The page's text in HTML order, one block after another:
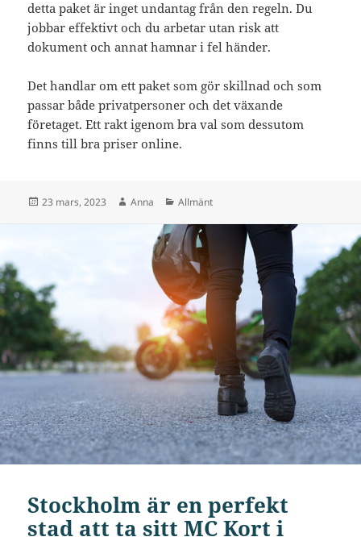
detta paket är inget undantag från den regeln. Du
jobbar effektivt och du arbetar utan risk att
dokument och annat hamnar i fel händer.
Det handlar om ett paket som gör skillnad och som
passar både privatpersoner och det växande
företaget. Ett rakt igenom bra val som dessutom
finns till bra priser online.
Postat
23 mars, 2023 Författare
Anna Kategorier
Allmänt
Stockholm är en perfekt
stad att ta sitt MC Kort i